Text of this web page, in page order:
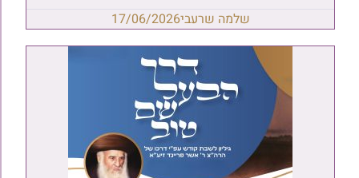
שלמה שרעבי17/06/2026